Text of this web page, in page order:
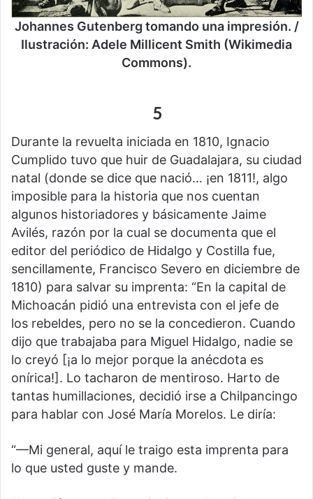
Johannes Gutenberg tomando una impresión. /
Ilustración: Adele Millicent Smith (Wikimedia
Commons).
5
Durante la revuelta iniciada en 1810, Ignacio
Cumplido tuvo que huir de Guadalajara, su ciudad
natal (donde se dice que nació… ¡en 1811!, algo
imposible para la historia que nos cuentan
algunos historiadores y básicamente Jaime
Avilés, razón por la cual se documenta que el
editor del periódico de Hidalgo y Costilla fue,
sencillamente, Francisco Severo en diciembre de
1810) para salvar su imprenta: “En la capital de
Michoacán pidió una entrevista con el jefe de
los rebeldes, pero no se la concedieron. Cuando
dijo que trabajaba para Miguel Hidalgo, nadie se
lo creyó [¡a lo mejor porque la anécdota es
onírica!]. Lo tacharon de mentiroso. Harto de
tantas humillaciones, decidió irse a Chilpancingo
para hablar con José María Morelos. Le diría:
“—Mi general, aquí le traigo esta imprenta para
lo que usted guste y mande.